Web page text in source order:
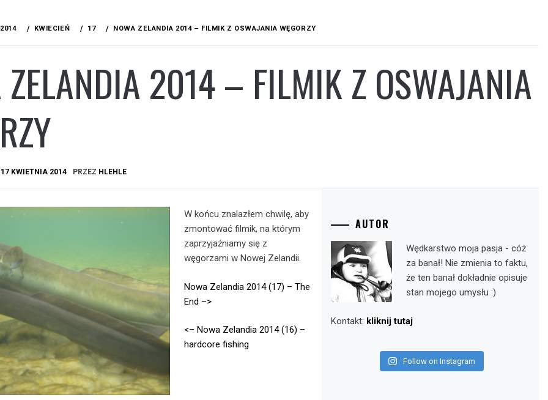
2014 KWIECIEŃ 17 NOWA ZELANDIA 2014 – FILMIK Z OSWAJANIA WĘGORZY
ZELANDIA 2014 – FILMIK Z OSWAJANIA
17 KWIETNIA 2014 PRZEZ HLEHLE
W końcu znalazłem chwilę, aby
zmontować filmik, na którym
zaprzyjaźniamy się z
węgorzami w Nowej Zelandii.
Nowa Zelandia 2014 (17) – The
End –>
<– Nowa Zelandia 2014 (16) –
hardcore fishing
AUTOR
Wędkarstwo moja pasja - cóż
za banał! Nie zmienia to faktu,
że ten banał dokładnie opisuje
stan mojego umysłu :)
Kontakt: kliknij tutaj
Follow on Instagram